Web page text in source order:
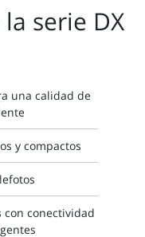
serie DX
una calidad de
y compactos
con conectividad